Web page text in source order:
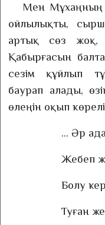
Мен Мұхаңның
ойлылықты,
артық сөз жоқ,
Қабырғасын
сезім құйлып
баурап алады,
өлеңін оқып
... Әр
Жебеп
Болу
Туған